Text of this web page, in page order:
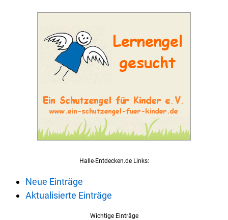
Halle-Entdecken.de Links:
Neue Einträge
Aktualisierte Einträge
Wichtige Einträge